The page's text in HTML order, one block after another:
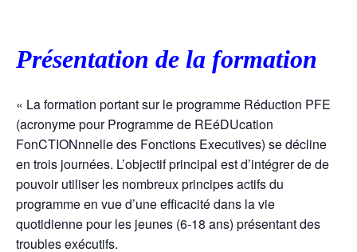
Présentation de la formation
« La formation portant sur le programme Réduction PFE
(acronyme pour Programme de REéDUcation
FonCTIONnnelle des Fonctions Executives) se décline
en trois journées. L’objectif principal est d’intégrer de de
pouvoir utiliser les nombreux principes actifs du
programme en vue d’une efficacité dans la vie
quotidienne pour les jeunes (6-18 ans) présentant des
troubles exécutifs.